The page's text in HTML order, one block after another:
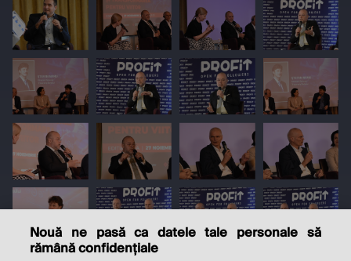
Nouă ne pasă ca datele tale personale să
rămână confidențiale